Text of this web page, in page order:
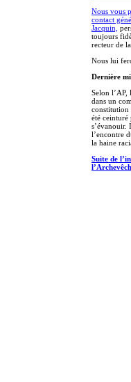
Nous vous
contact
Jacquin,
toujours
recteur de
Nous lui
Dernière
Selon l’AP,
dans un
constitution
été
s’évanouir.
l’encontre
la haine
Suite de